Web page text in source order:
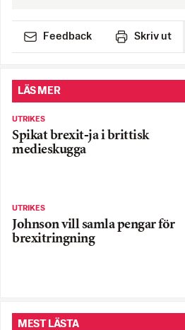
Feedback Skriv ut
LÄS MER
UTRIKES
Spikat brexit-ja i brittisk
medieskugga
UTRIKES
Johnson vill samla pengar för
brexitringning
MEST LÄSTA